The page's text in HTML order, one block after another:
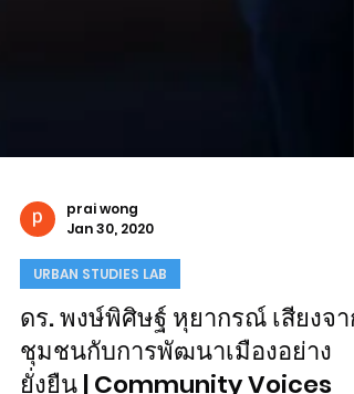
prai wong
Jan 30, 2020